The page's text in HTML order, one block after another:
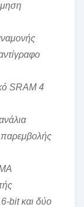
SRAM 4
παρεμβολής
bit και δύο